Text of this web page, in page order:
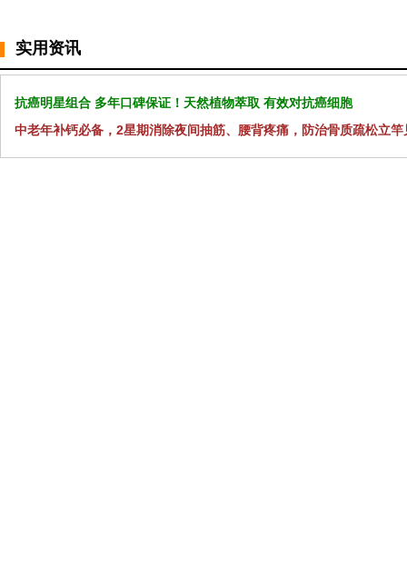
实用资讯
抗癌明星组合 多年口碑保证！天然植物萃取 有效对抗癌细胞
中老年补钙必备，2星期消除夜间抽筋、腰背疼痛，防治骨质疏松立竿